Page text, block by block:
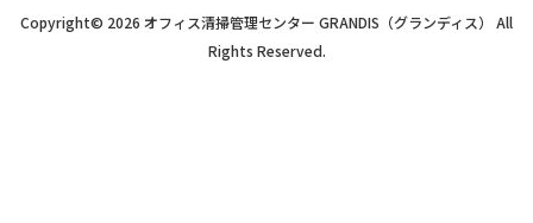
Copyright© 2026 オフィス清掃管理センター GRANDIS（グランディス） All
Rights Reserved.